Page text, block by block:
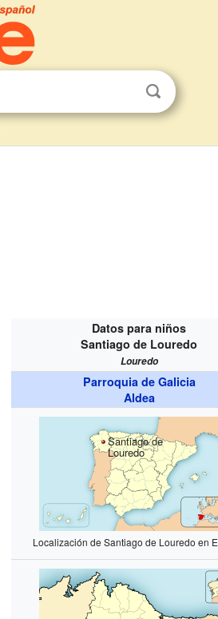
Datos para niños
Santiago de Louredo
Louredo
Parroquia de Galicia
Aldea
Santiago de
Louredo
Localización de Santiago de Louredo en